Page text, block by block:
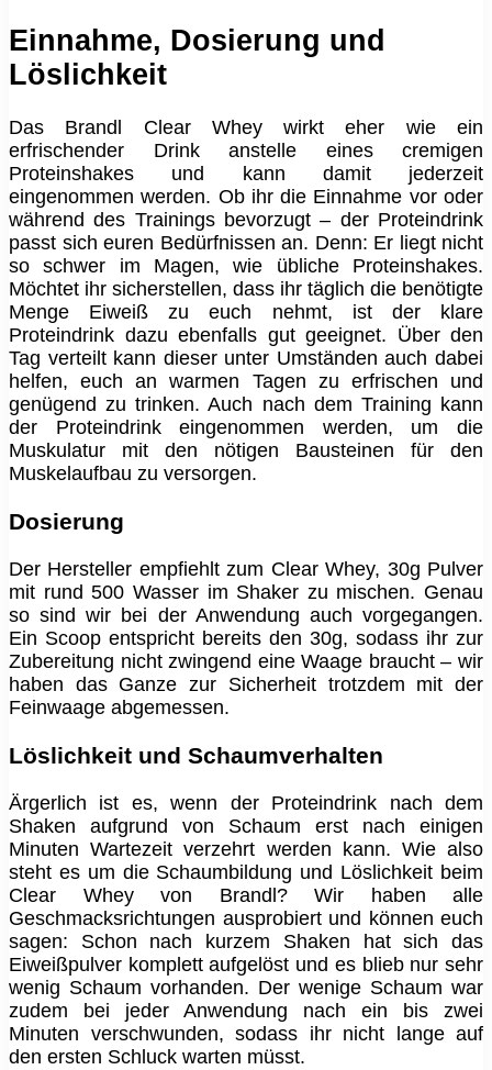
Einnahme, Dosierung und
Löslichkeit
Das Brandl Clear Whey wirkt eher wie ein
erfrischender Drink anstelle eines cremigen
Proteinshakes und kann damit jederzeit
eingenommen werden. Ob ihr die Einnahme vor oder
während des Trainings bevorzugt – der Proteindrink
passt sich euren Bedürfnissen an. Denn: Er liegt nicht
so schwer im Magen, wie übliche Proteinshakes.
Möchtet ihr sicherstellen, dass ihr täglich die benötigte
Menge Eiweiß zu euch nehmt, ist der klare
Proteindrink dazu ebenfalls gut geeignet. Über den
Tag verteilt kann dieser unter Umständen auch dabei
helfen, euch an warmen Tagen zu erfrischen und
genügend zu trinken. Auch nach dem Training kann
der Proteindrink eingenommen werden, um die
Muskulatur mit den nötigen Bausteinen für den
Muskelaufbau zu versorgen.
Dosierung
Der Hersteller empfiehlt zum Clear Whey, 30g Pulver
mit rund 500 Wasser im Shaker zu mischen. Genau
so sind wir bei der Anwendung auch vorgegangen.
Ein Scoop entspricht bereits den 30g, sodass ihr zur
Zubereitung nicht zwingend eine Waage braucht – wir
haben das Ganze zur Sicherheit trotzdem mit der
Feinwaage abgemessen.
Löslichkeit und Schaumverhalten
Ärgerlich ist es, wenn der Proteindrink nach dem
Shaken aufgrund von Schaum erst nach einigen
Minuten Wartezeit verzehrt werden kann. Wie also
steht es um die Schaumbildung und Löslichkeit beim
Clear Whey von Brandl? Wir haben alle
Geschmacksrichtungen ausprobiert und können euch
sagen: Schon nach kurzem Shaken hat sich das
Eiweißpulver komplett aufgelöst und es blieb nur sehr
wenig Schaum vorhanden. Der wenige Schaum war
zudem bei jeder Anwendung nach ein bis zwei
Minuten verschwunden, sodass ihr nicht lange auf
den ersten Schluck warten müsst.